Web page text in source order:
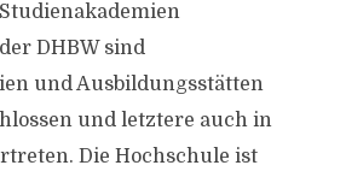
DHBW sind
und Ausbildungsstätten
und letztere auch in
Die Hochschule ist